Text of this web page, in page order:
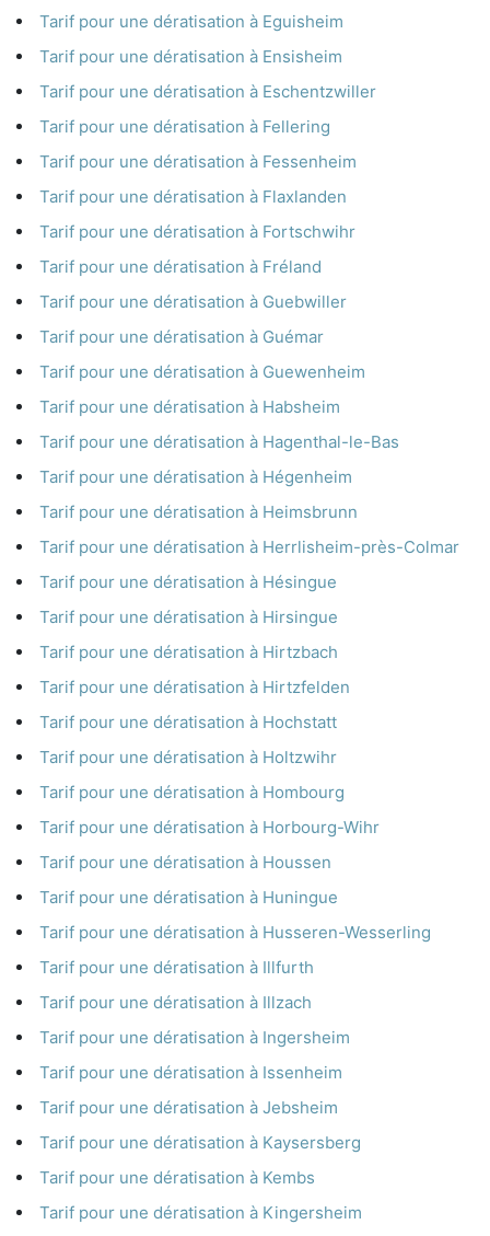
Tarif pour une dératisation à Eguisheim
Tarif pour une dératisation à Ensisheim
Tarif pour une dératisation à Eschentzwiller
Tarif pour une dératisation à Fellering
Tarif pour une dératisation à Fessenheim
Tarif pour une dératisation à Flaxlanden
Tarif pour une dératisation à Fortschwihr
Tarif pour une dératisation à Fréland
Tarif pour une dératisation à Guebwiller
Tarif pour une dératisation à Guémar
Tarif pour une dératisation à Guewenheim
Tarif pour une dératisation à Habsheim
Tarif pour une dératisation à Hagenthal-le-Bas
Tarif pour une dératisation à Hégenheim
Tarif pour une dératisation à Heimsbrunn
Tarif pour une dératisation à Herrlisheim-près-Colmar
Tarif pour une dératisation à Hésingue
Tarif pour une dératisation à Hirsingue
Tarif pour une dératisation à Hirtzbach
Tarif pour une dératisation à Hirtzfelden
Tarif pour une dératisation à Hochstatt
Tarif pour une dératisation à Holtzwihr
Tarif pour une dératisation à Hombourg
Tarif pour une dératisation à Horbourg-Wihr
Tarif pour une dératisation à Houssen
Tarif pour une dératisation à Huningue
Tarif pour une dératisation à Husseren-Wesserling
Tarif pour une dératisation à Illfurth
Tarif pour une dératisation à Illzach
Tarif pour une dératisation à Ingersheim
Tarif pour une dératisation à Issenheim
Tarif pour une dératisation à Jebsheim
Tarif pour une dératisation à Kaysersberg
Tarif pour une dératisation à Kembs
Tarif pour une dératisation à Kingersheim